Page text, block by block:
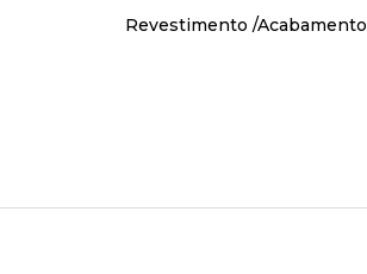
Revestimento /Acabamento